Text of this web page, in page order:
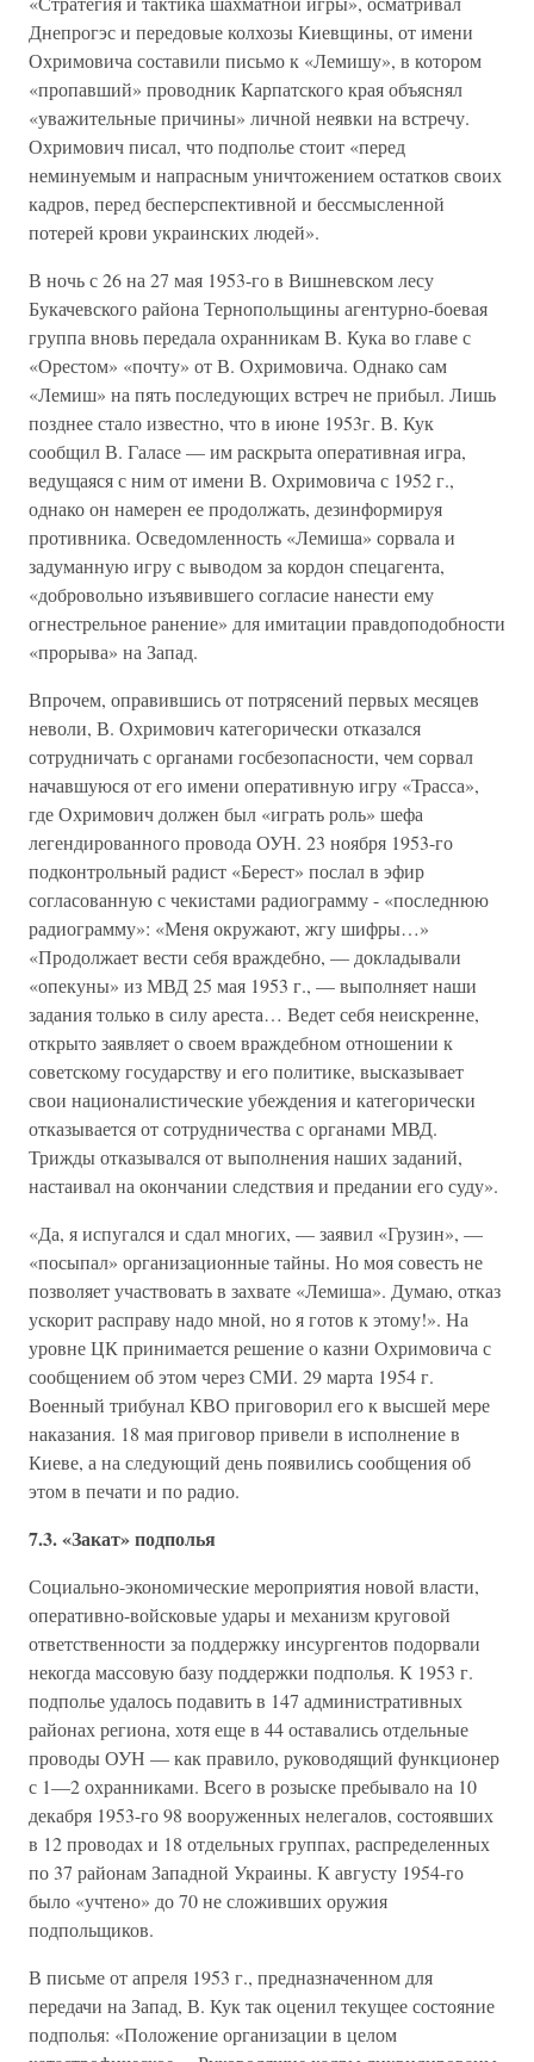
Днепрогэс и передовые колхозы Киевщины, от имени
Охримовича составили письмо к «Лемишу», в котором
«пропавший» проводник Карпатского края объяснял
«уважительные причины» личной неявки на встречу.
Охримович писал, что подполье стоит «перед
неминуемым и напрасным уничтожением остатков своих
кадров, перед бесперспективной и бессмысленной
потерей крови украинских людей».
В ночь с 26 на 27 мая 1953-го в Вишневском лесу
Букачевского района Тернопольщины агентурно-боевая
группа вновь передала охранникам В. Кука во главе с
«Орестом» «почту» от В. Охримовича. Однако сам
«Лемиш» на пять последующих встреч не прибыл. Лишь
позднее стало известно, что в июне 1953г. В. Кук
сообщил В. Галасе — им раскрыта оперативная игра,
ведущаяся с ним от имени В. Охримовича с 1952 г.,
однако он намерен ее продолжать, дезинформируя
противника. Осведомленность «Лемиша» сорвала и
задуманную игру с выводом за кордон спецагента,
«добровольно изъявившего согласие нанести ему
огнестрельное ранение» для имитации правдоподобности
«прорыва» на Запад.
Впрочем, оправившись от потрясений первых месяцев
неволи, В. Охримович категорически отказался
сотрудничать с органами госбезопасности, чем сорвал
начавшуюся от его имени оперативную игру «Трасса»,
где Охримович должен был «играть роль» шефа
легендированного провода ОУН. 23 ноября 1953-го
подконтрольный радист «Берест» послал в эфир
согласованную с чекистами радиограмму - «последнюю
радиограмму»: «Меня окружают, жгу шифры…»
«Продолжает вести себя враждебно, — докладывали
«опекуны» из МВД 25 мая 1953 г., — выполняет наши
задания только в силу ареста… Ведет себя неискренне,
открыто заявляет о своем враждебном отношении к
советскому государству и его политике, высказывает
свои националистические убеждения и категорически
отказывается от сотрудничества с органами МВД.
Трижды отказывался от выполнения наших заданий,
настаивал на окончании следствия и предании его суду».
«Да, я испугался и сдал многих, — заявил «Грузин», —
«посыпал» организационные тайны. Но моя совесть не
позволяет участвовать в захвате «Лемиша». Думаю, отказ
ускорит расправу надо мной, но я готов к этому!». На
уровне ЦК принимается решение о казни Охримовича с
сообщением об этом через СМИ. 29 марта 1954 г.
Военный трибунал КВО приговорил его к высшей мере
наказания. 18 мая приговор привели в исполнение в
Киеве, а на следующий день появились сообщения об
этом в печати и по радио.
7.3. «Закат» подполья
Социально-экономические мероприятия новой власти,
оперативно-войсковые удары и механизм круговой
ответственности за поддержку инсургентов подорвали
некогда массовую базу поддержки подполья. К 1953 г.
подполье удалось подавить в 147 административных
районах региона, хотя еще в 44 оставались отдельные
проводы ОУН — как правило, руководящий функционер
с 1—2 охранниками. Всего в розыске пребывало на 10
декабря 1953-го 98 вооруженных нелегалов, состоявших
в 12 проводах и 18 отдельных группах, распределенных
по 37 районам Западной Украины. К августу 1954-го
было «учтено» до 70 не сложивших оружия
подпольщиков.
В письме от апреля 1953 г., предназначенном для
передачи на Запад, В. Кук так оценил текущее состояние
подполья: «Положение организации в целом